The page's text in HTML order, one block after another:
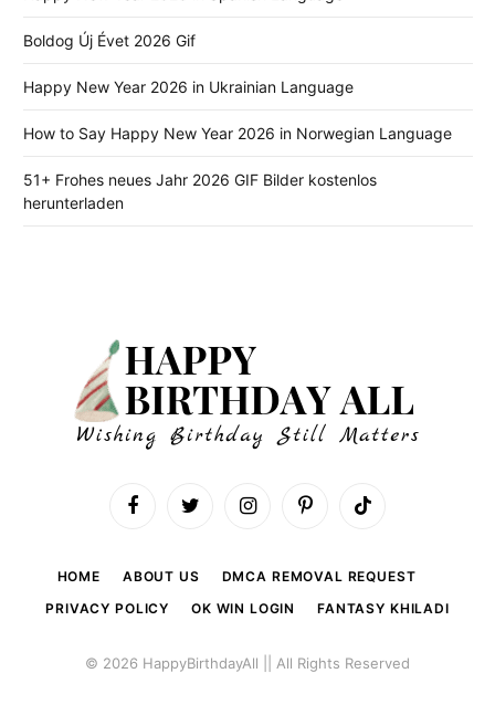
Boldog Új Évet 2026 Gif
Happy New Year 2026 in Ukrainian Language
How to Say Happy New Year 2026 in Norwegian Language
51+ Frohes neues Jahr 2026 GIF Bilder kostenlos
herunterladen
FacebookTwitter InstagramPinterestTikTok
HOME ABOUT US
DMCA REMOVAL REQUEST
PRIVACY POLICY
OK WIN LOGIN FANTASY KHILADI
© 2026 HappyBirthdayAll || All Rights Reserved